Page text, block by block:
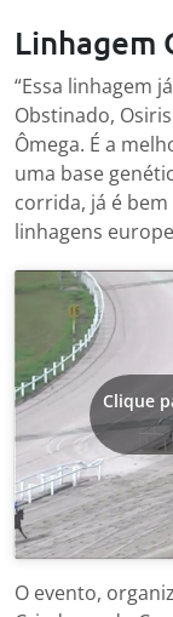
Linhagem
“Essa linhagem
Obstinado,
Ômega. É a
uma base
corrida, já é
linhagens
Clique
O evento,